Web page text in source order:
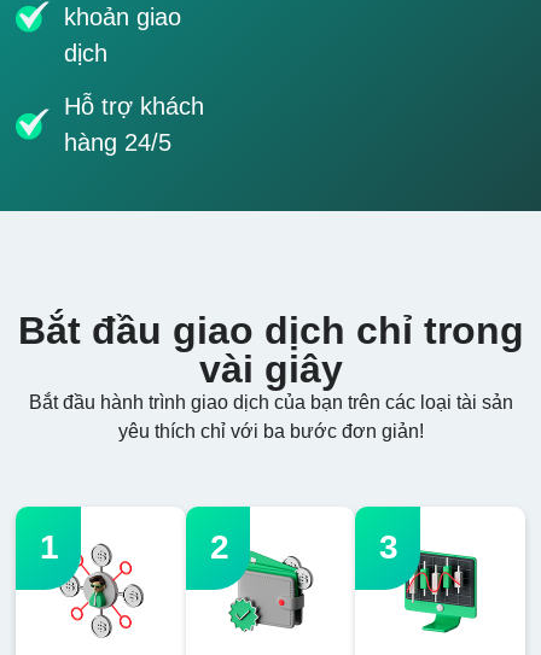
khoản giao
dịch
Hỗ trợ khách
hàng 24/5
Bắt đầu giao dịch chỉ trong
vài giây
Bắt đầu hành trình giao dịch của bạn trên các loại tài sản
yêu thích chỉ với ba bước đơn giản!
1 2 3